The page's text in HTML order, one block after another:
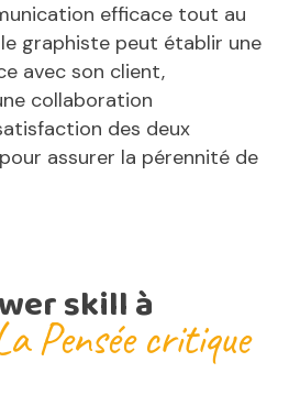
efficace tout au
graphiste peut établir une
avec son client,
collaboration
des deux
assurer la pérennité de
skill à
Pensée critique